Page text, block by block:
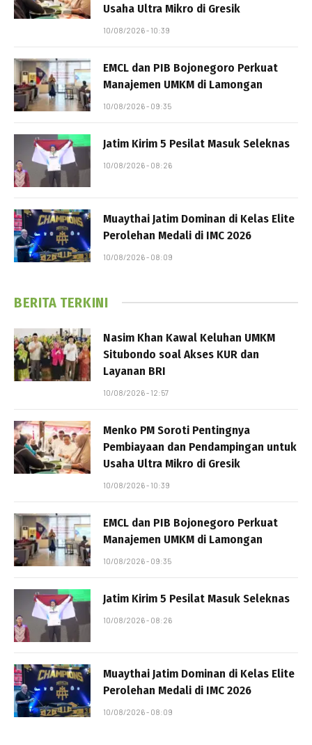
Usaha Ultra Mikro di Gresik
10/08/2026 - 10:39
EMCL dan PIB Bojonegoro Perkuat
Manajemen UMKM di Lamongan
10/08/2026 - 09:35
Jatim Kirim 5 Pesilat Masuk Seleknas
10/08/2026 - 08:26
Muaythai Jatim Dominan di Kelas Elite
Perolehan Medali di IMC 2026
10/08/2026 - 08:09
BERITA TERKINI
Nasim Khan Kawal Keluhan UMKM
Situbondo soal Akses KUR dan
Layanan BRI
10/08/2026 - 12:57
Menko PM Soroti Pentingnya
Pembiayaan dan Pendampingan untuk
Usaha Ultra Mikro di Gresik
10/08/2026 - 10:39
EMCL dan PIB Bojonegoro Perkuat
Manajemen UMKM di Lamongan
10/08/2026 - 09:35
Jatim Kirim 5 Pesilat Masuk Seleknas
10/08/2026 - 08:26
Muaythai Jatim Dominan di Kelas Elite
Perolehan Medali di IMC 2026
10/08/2026 - 08:09